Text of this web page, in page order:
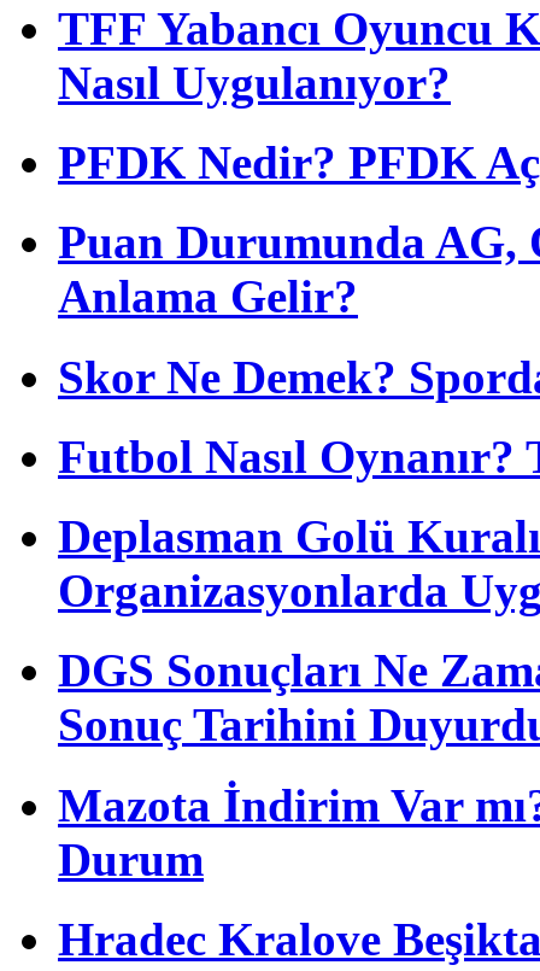
TFF Yabancı Oyuncu
Nasıl Uygulanıyor?
PFDK Nedir? PFDK
Puan Durumunda AG,
Anlama Gelir?
Skor Ne Demek?
Futbol Nasıl
Deplasman Golü
Organizasyonlarda
DGS Sonuçları Ne
Sonuç Tarihini
Mazota İndirim Var
Durum
Hradec Kralove